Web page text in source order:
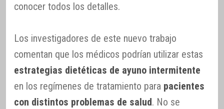
conocer todos los detalles.
Los investigadores de este nuevo trabajo
comentan que los médicos podrían utilizar estas
estrategias dietéticas de ayuno intermitente
en los regímenes de tratamiento para pacientes
con distintos problemas de salud. No se